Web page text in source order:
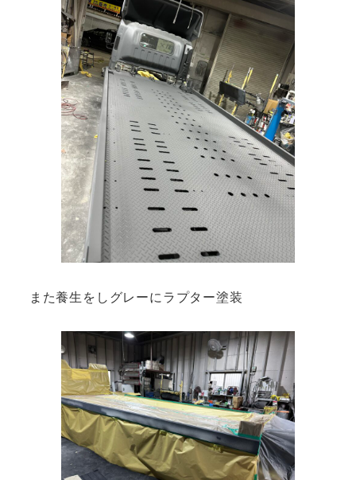
また養生をしグレーにラプター塗装